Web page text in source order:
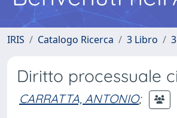
IRIS Catalogo Ricerca 3 Libro
Diritto processuale
CARRATTA, ANTONIO;